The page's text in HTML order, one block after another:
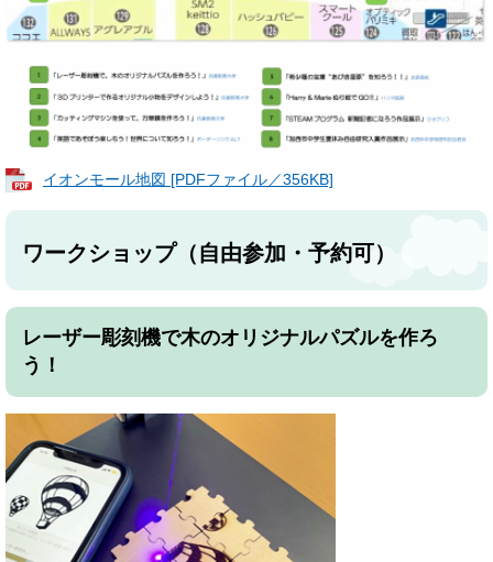
イオンモール地図 [PDFファイル／356KB]
ワークショップ（自由参加・予約可）
レーザー彫刻機で木のオリジナルパズルを作ろ
う！